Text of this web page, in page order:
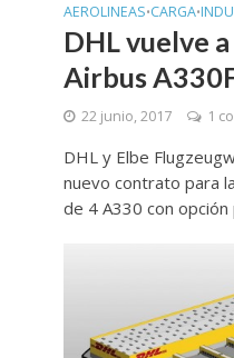
AEROLINEAS•CARGA•
DHL vuelve
Airbus
22 junio, 2017 1
DHL y Elbe
nuevo contrato para
de 4 A330 con